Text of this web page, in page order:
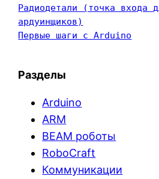
Радиодетали (точка входа
ардуинщиков)
Первые шаги с Arduino
Разделы
Arduino
ARM
BEAM роботы
RoboCraft
Коммуникации